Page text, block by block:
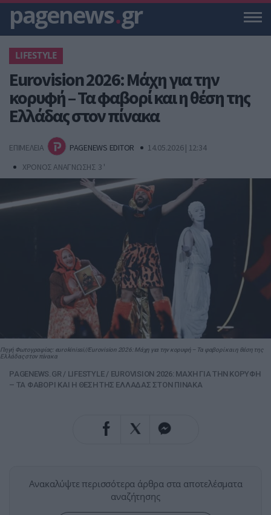
pagenews.gr
LIFESTYLE
Eurovision 2026: Μάχη για την
κορυφή – Τα φαβορί και η θέση της
Ελλάδας στον πίνακα
ΕΠΙΜΕΛΕΙΑ PAGENEWS EDITOR
14.05.2026 | 12:34
ΧΡΟΝΟΣ ΑΝΑΓΝΩΣΗΣ 3 '
Πηγή Φωτογραφίας: eurokinissi//Eurovision 2026: Μάχη για την κορυφή – Τα φαβορί και η θέση της
Ελλάδας στον πίνακα
PAGENEWS.GR / LIFESTYLE/ EUROVISION 2026: ΜΑΧΗ ΓΙΑ ΤΗΝ ΚΟΡΥΦΗ
– ΤΑ ΦΑΒΟΡΙ ΚΑΙ Η ΘΕΣΗ ΤΗΣ ΕΛΛΑΔΑΣ ΣΤΟΝ ΠΙΝΑΚΑ
Ανακαλύψτε περισσότερα άρθρα στα αποτελέσματα
αναζήτησης